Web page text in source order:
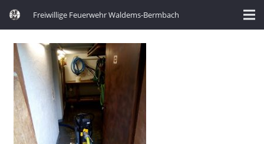
Freiwillige Feuerwehr Waldems-Bermbach